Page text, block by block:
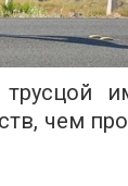
чем